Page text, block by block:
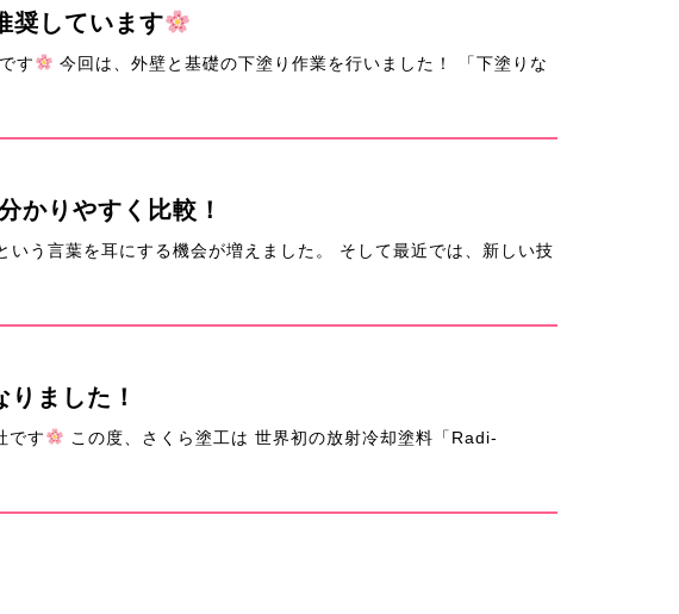
奨しています
す
今回は、外壁と基礎の下塗り作業を行いました！ 「下塗りな
かりやすく比較！
う言葉を耳にする機会が増えました。 そして最近では、新しい技
ました！
です
この度、さくら塗工は 世界初の放射冷却塗料「Radi-